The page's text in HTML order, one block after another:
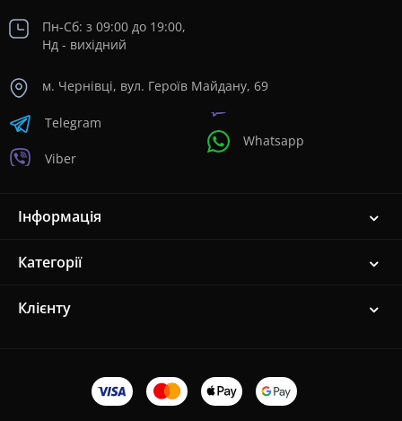
Пн-Сб: з 09:00 до 19:00,
Нд - вихідний
м. Чернівці, вул. Героїв Майдану, 69
Telegram
Viber
Whatsapp
Інформація
Категорії
Клієнту